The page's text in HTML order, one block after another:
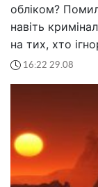
обліком?
навіть
на тих, хто
16:22 29.08